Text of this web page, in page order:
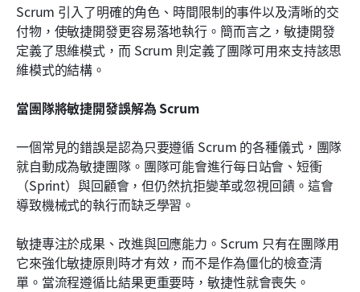
Scrum 引入了明確的角色、時間限制的事件以及清晰的交
付物，使敏捷開發更容易落地執行。簡而言之，敏捷開發
定義了思維模式，而 Scrum 則定義了團隊可用來支持該思
維模式的結構。
當團隊將敏捷開發誤解為 Scrum
一個常見的錯誤是認為只要遵循 Scrum 的各種儀式，團隊
就自動成為敏捷團隊。團隊可能會進行每日站會、短衝
（Sprint）與回顧會，但仍然抗拒變革或忽視回饋。這會
導致機械式的執行而缺乏學習。
敏捷專注於成果、改進與回應能力。Scrum 只有在團隊用
它來強化敏捷原則時才有效，而不是作為僵化的檢查清
單。當流程遵循比結果更重要時，敏捷性就會喪失。